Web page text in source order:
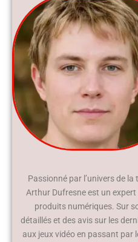
Passionné par l’univers de
Arthur Dufresne est un
produits numériques. Sur
détaillés et des avis sur les
aux jeux vidéo en passant par